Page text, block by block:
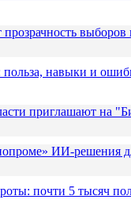
прозрачность
навыки и
приглашают на
ИИ-решения
почти 5 тысяч